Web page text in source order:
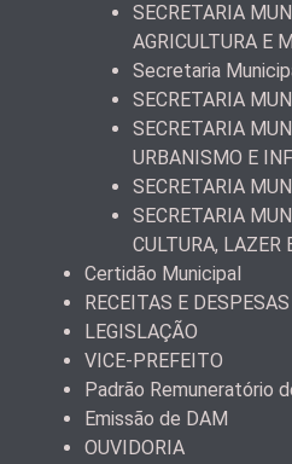
SECRETARIA
AGRICULTURA E
Secretaria
SECRETARIA
SECRETARIA
URBANISMO E
SECRETARIA
SECRETARIA
CULTURA, LAZER
Certidão Municipal
RECEITAS E DESPESAS
LEGISLAÇÃO
VICE-PREFEITO
Padrão Remuneratório
Emissão de DAM
OUVIDORIA